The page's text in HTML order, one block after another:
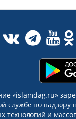
«islamdag.ru»
службе по надзору
технологий и